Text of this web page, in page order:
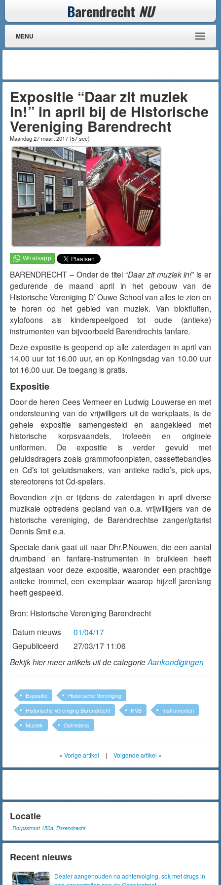
Barendrecht NU
MENU
Expositie “Daar zit muziek
in!” in april bij de Historische
Vereniging Barendrecht
Maandag 27 maart 2017(57 sec)
BARENDRECHT – Onder de titel “Daar zit muziek in!” is er
gedurende de maand april in het gebouw van de
Historische Vereniging D’ Ouwe School van alles te zien en
te horen op het gebied van muziek. Van blokfluiten,
xylofoons als kinderspeelgoed tot oude (antieke)
instrumenten van bijvoorbeeld Barendrechts fanfare.
Deze expositie is geopend op alle zaterdagen in april van
14.00 uur tot 16.00 uur, en op Koningsdag van 10.00 uur
tot 16.00 uur. De toegang is gratis.
Expositie
Door de heren Cees Vermeer en Ludwig Louwerse en met
ondersteuning van de vrijwilligers uit de werkplaats, is de
gehele expositie samengesteld en aangekleed met
historische korpsvaandels, trofeeën en originele
uniformen. De expositie is verder gevuld met
geluidsdragers zoals grammofoonplaten, cassettebandjes
en Cd’s tot geluidsmakers, van antieke radio’s, pick-ups,
stereotorens tot Cd-spelers.
Bovendien zijn er tijdens de zaterdagen in april diverse
muzikale optredens gepland van o.a. vrijwilligers van de
historische vereniging, de Barendrechtse zanger/gitarist
Dennis Smit e.a.
Speciale dank gaat uit naar Dhr.P.Nouwen, die een aantal
drumband en fanfare-instrumenten in bruikleen heeft
afgestaan voor deze expositie, waaronder een prachtige
antieke trommel, een exemplaar waarop hijzelf jarenlang
heeft gespeeld.
Bron: Historische Vereniging Barendrecht
Datum nieuws
01/04/17
Gepubliceerd
27/03/17 11:06
Bekijk hier meer artikels uit de categorieAankondigingen
Expositie
Historische Vereniging
Historische Vereniging Barendrecht
HVB
Instrumenten
Muziek
Optredens
« Vorige artikel | Volgende artikel »
Locatie
Dorpsstraat 150a, Barendrecht
Recent nieuws
Dealer aangehouden na achtervolging, sok met drugs in